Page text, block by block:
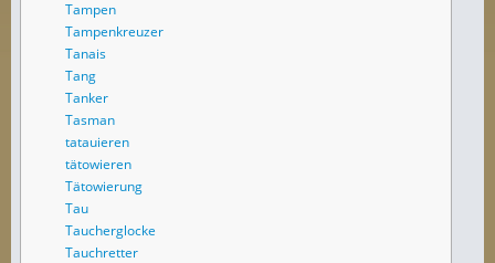
Tampen
Tampenkreuzer
Tanais
Tang
Tanker
Tasman
tatauieren
tätowieren
Tätowierung
Tau
Taucherglocke
Tauchretter